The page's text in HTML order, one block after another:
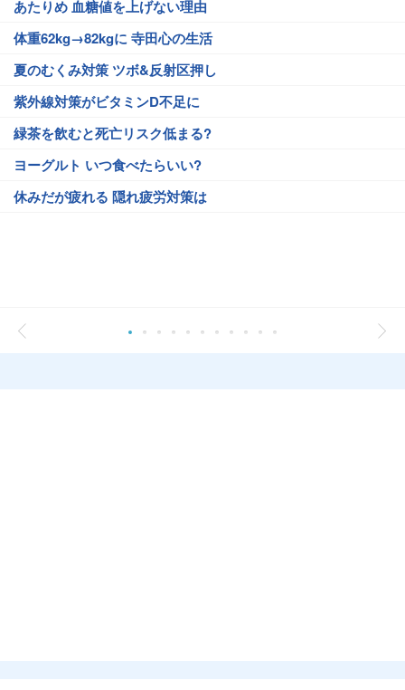
あたりめ 血糖値を上げない理由
体重62kg→82kgに 寺田心の生活
夏のむくみ対策 ツボ&反射区押し
紫外線対策がビタミンD不足に
緑茶を飲むと死亡リスク低まる?
ヨーグルト いつ食べたらいい?
休みだが疲れる 隠れ疲労対策は